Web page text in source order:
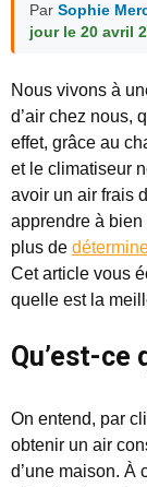
Par Sophie
jour le 20 avril
Nous vivons à
d’air chez nous,
effet, grâce au
et le climatiseur
avoir un air frais
apprendre à
plus de
Cet article vous
quelle est la
Qu’est-ce
On entend, par
obtenir un air
d’une maison. À